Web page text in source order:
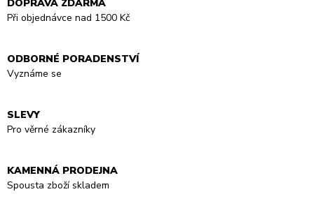
DOPRAVA ZDARMA
Při objednávce nad 1500 Kč
ODBORNÉ PORADENSTVÍ
Vyznáme se
SLEVY
Pro věrné zákazníky
KAMENNÁ PRODEJNA
Spousta zboží skladem